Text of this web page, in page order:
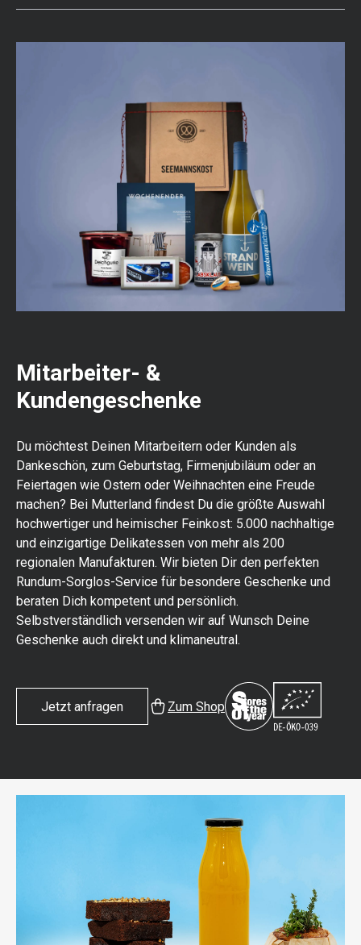
Mitarbeiter- &
Kundengeschenke
Du möchtest Deinen Mitarbeitern oder Kunden als
Dankeschön, zum Geburtstag, Firmenjubiläum oder an
Feiertagen wie Ostern oder Weihnachten eine Freude
machen? Bei Mutterland findest Du die größte Auswahl
hochwertiger und heimischer Feinkost: 5.000 nachhaltige
und einzigartige Delikatessen von mehr als 200
regionalen Manufakturen. Wir bieten Dir den perfekten
Rundum-Sorglos-Service für besondere Geschenke und
beraten Dich kompetent und persönlich.
Selbstverständlich versenden wir auf Wunsch Deine
Geschenke auch direkt und klimaneutral.
Jetzt anfragen Zum Shop